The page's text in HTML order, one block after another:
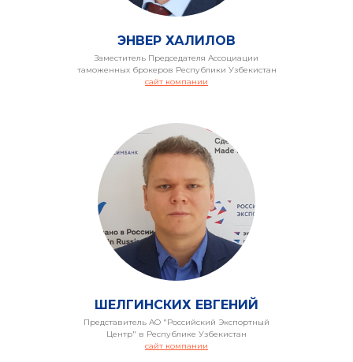
ЭНВЕР ХАЛИЛОВ
Заместитель Председателя Ассоциации
таможенных брокеров Республики Узбекистан
сайт компании
ШЕЛГИНСКИХ ЕВГЕНИЙ
Представитель АО "Российский Экспортный
Центр" в Республике Узбекистан
сайт компании